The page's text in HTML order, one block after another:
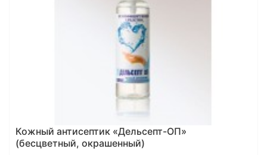
Кожный антисептик «Дельсепт-ОП»
(бесцветный, окрашенный)